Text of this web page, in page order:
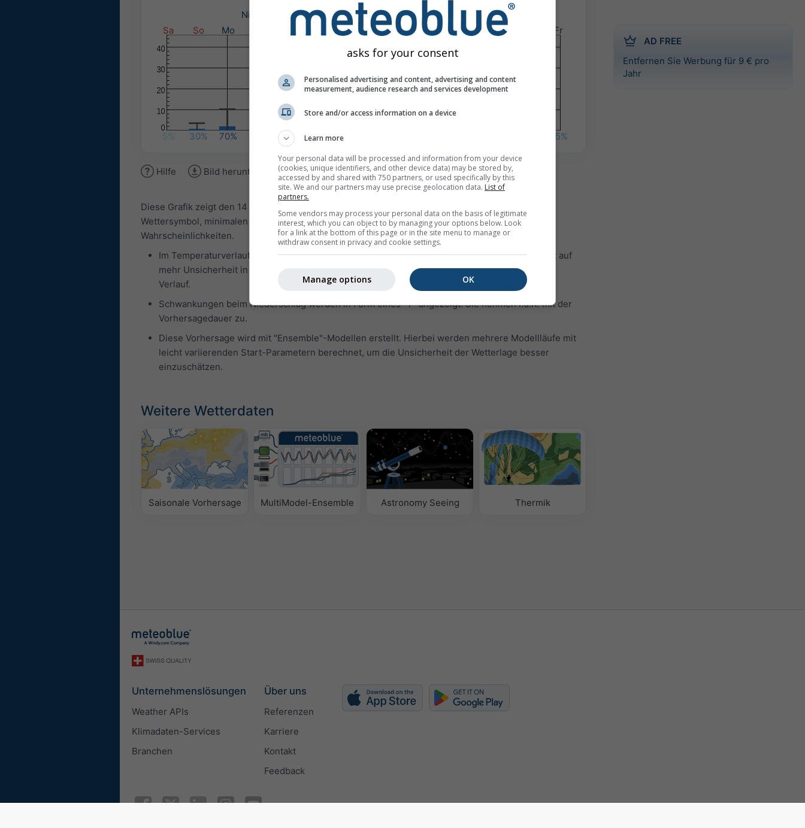
AD FREE
Entfernen Sie Werbung für 9 € pro
Jahr
Niederschlag (mm) / Niederschlags­wahrscheinlichkeit (%)
Sa
So Mo Fr Sa So Mo Di Mi Fr
5% 30% 70% 30% 20% 15% 45%
Hilfe Bild herunterladen
Diese Grafik zeigt den 14 Tage-Wettertrend für
Wettersymbol, minimalen und maximalen Temperaturen, Niederschlagsmengen und -
Wahrscheinlichkeiten.
Im Temperaturverlauf ist die Schwankung farblich hinterlegt. Eine stärkere Schwankung weist auf
mehr Unsicherheit in der Wettervorhersage hin. Die dicke Linie zeigt den wahrscheinlichsten
Verlauf.
Schwankungen beim Niederschlag werden in Form eines "T" angezeigt. Sie nehmen i.d.R. mit der
Vorhersagedauer zu.
Diese Vorhersage wird mit "Ensemble"-Modellen erstellt. Hierbei werden mehrere Modellläufe mit
leicht variierenden Start-Parametern berechnet, um die Unsicherheit der Wetterlage besser
einzuschätzen.
Weitere Wetterdaten
Saisonale Vorhersage MultiModel-Ensemble Astronomy Seeing Thermik
Unternehmenslösungen
Weather APIs
Klimadaten-Services
Branchen
Über uns
Referenzen
Karriere
Kontakt
Feedback
asks for your consent
Personalised advertising and content, advertising and content
measurement, audience research and services development
Store and/or access information on a device
Learn more
Your personal data will be processed and information from your device
(cookies, unique identifiers, and other device data) may be stored by,
accessed by and shared with 750 partners, or used specifically by this
site. We and our partners may use precise geolocation data. List of
partners.
Some vendors may process your personal data on the basis of legitimate
interest, which you can object to by managing your options below. Look
for a link at the bottom of this page or in the site menu to manage or
withdraw consent in privacy and cookie settings.
OK
Manage options